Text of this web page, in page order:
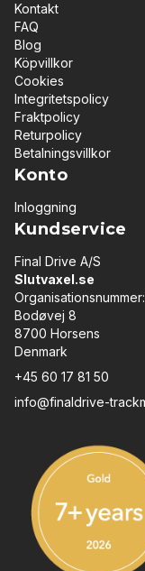
Kontakt
FAQ
Blog
Köpvillkor
Cookies
Integritetspolicy
Fraktpolicy
Returpolicy
Betalningsvillkor
Konto
Inloggning
Kundservice
Final Drive A/S
Slutvaxel.se
Bodøvej 8
8700 Horsens
Denmark
+45 60 17 81 50
info@finaldrive-